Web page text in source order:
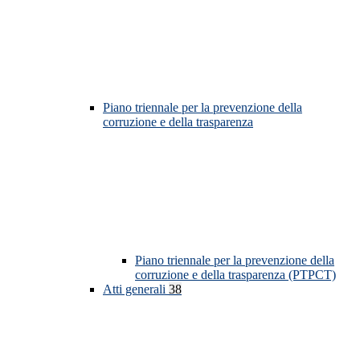
Piano triennale per la prevenzione della
corruzione e della trasparenza
Piano triennale per la prevenzione della
corruzione e della trasparenza (PTPCT)
Atti generali 38